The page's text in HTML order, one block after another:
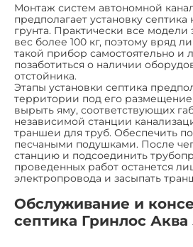
Монтаж систем автономной
предполагает установку
грунта. Практически все
вес более 100 кг, поэтому вряд
такой прибор самостоятельно и
позаботиться о наличии
отстойника.
Этапы установки септика
территории под его
вырыть яму, соответствующих
независимой станции
траншеи для труб. Обеспечить
песчаными подушками. После
станцию и подсоединить
проведенных работ останется
электропровода и засыпать
Обслуживание и
септика Гринлос Аква